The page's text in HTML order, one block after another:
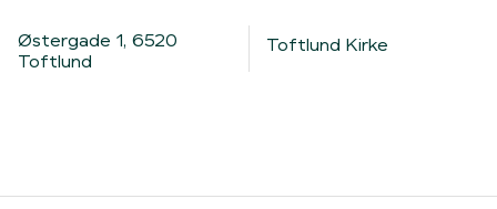
Østergade 1, 6520
Toftlund
Toftlund Kirke